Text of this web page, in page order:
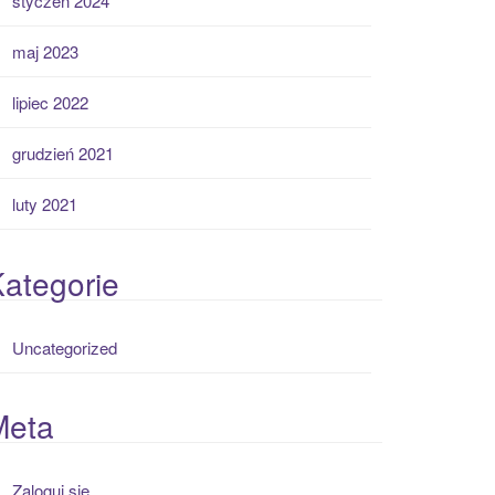
maj 2023
lipiec 2022
grudzień 2021
luty 2021
Uncategorized
Zaloguj się